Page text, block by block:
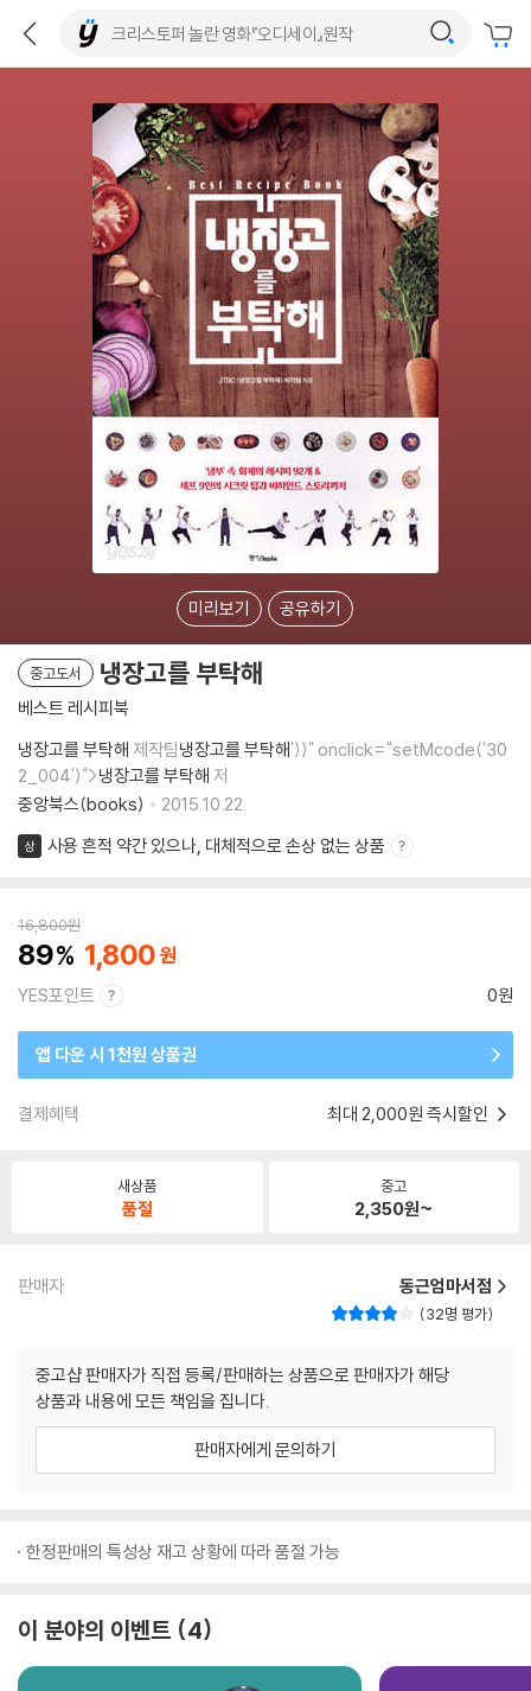
미리보기 공유하기
중고도서 냉장고를 부탁해
베스트 레시피북
냉장고를 부탁해 제작팀냉장고를 부탁해'))" onclick="setMcode('30
2_004')">냉장고를 부탁해 저
중앙북스(books)
2015.10.22.
상 사용 흔적 약간 있으나, 대체적으로 손상 없는 상품
16,800원
89 1,800
YES포인트 0원
앱 다운 시 1천원 상품권
결제혜택 최대 2,000원 즉시할인
새상품
품절
중고
2,350원~
판매자 동근엄마서점
32명 평가
중고샵 판매자가 직접 등록/판매하는 상품으로 판매자가 해당
상품과 내용에 모든 책임을 집니다.
판매자에게 문의하기
한정판매의 특성상 재고 상황에 따라 품절 가능
이 분야의 이벤트 4